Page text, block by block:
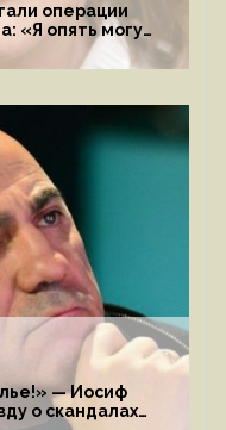
операции
«Я опять могу
— Иосиф
о скандалах